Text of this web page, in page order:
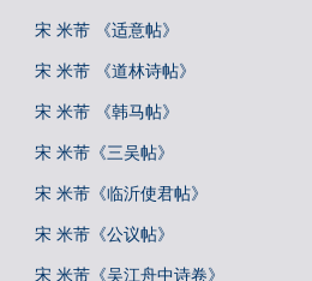
宋 米芾 《适意帖》
宋 米芾 《道林诗帖》
宋 米芾 《韩马帖》
宋 米芾《三吴帖》
宋 米芾《临沂使君帖》
宋 米芾《公议帖》
宋 米芾《吴江舟中诗卷》